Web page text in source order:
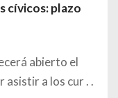
cívicos: plazo
abierto el
asistir a los cur